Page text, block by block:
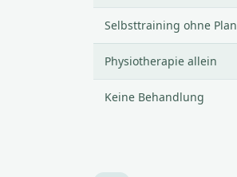
Selbsttraining ohne Plan
Physiotherapie allein
Keine Behandlung